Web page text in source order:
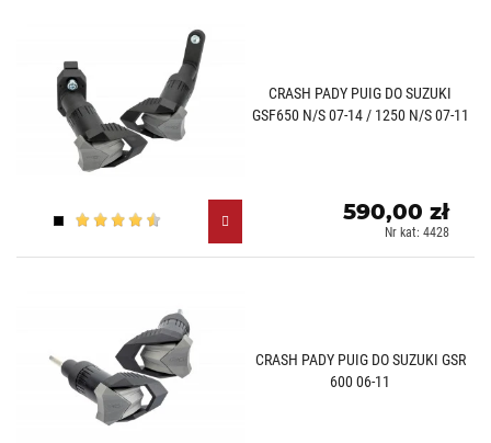
CRASH PADY PUIG DO SUZUKI
GSF650 N/S 07-14 / 1250 N/S 07-11
Czarny (N)
590,00 zł
Nr kat: 4428
CRASH PADY PUIG DO SUZUKI GSR
600 06-11